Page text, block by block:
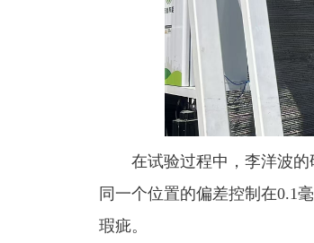
在试验过程中，李洋波
同一个位置的偏差控制在0.1
瑕疵。